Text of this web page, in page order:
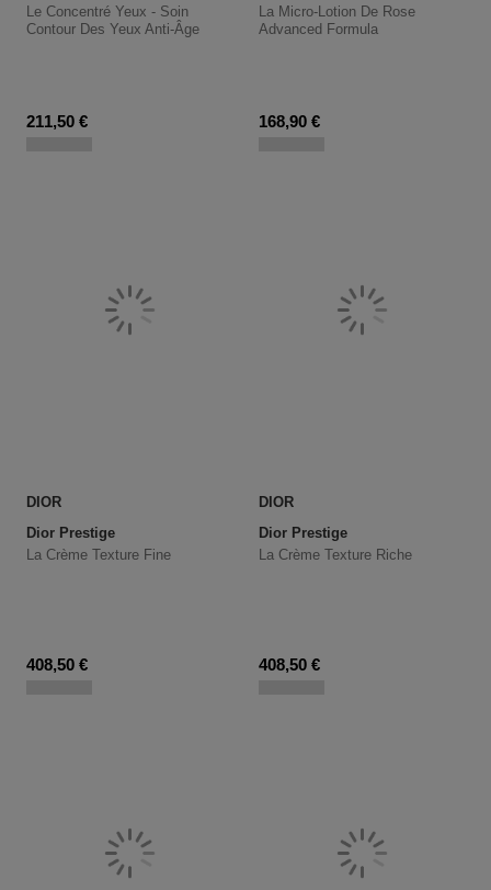
Le Concentré Yeux - Soin
Contour Des Yeux Anti-Âge
Prix du produit
211,50 €
La Micro-Lotion De Rose
Advanced Formula
Prix du produit
168,90 €
DIOR
Dior Prestige
La Crème Texture Fine
Prix du produit
408,50 €
DIOR
Dior Prestige
La Crème Texture Riche
Prix du produit
408,50 €